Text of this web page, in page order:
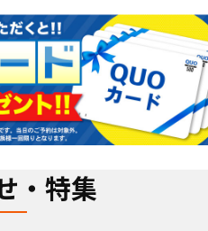
・特集